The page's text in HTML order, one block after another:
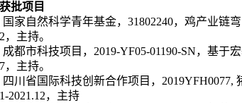
获批项目
国家自然科学青年基金， 31802240，鸡产业链
，主持。
成都市科技项目， 2019-YF05-01190-SN，基于
，主持。
四川省国际科技创新合作项目， 2019YFH0077,
2021.12，主持